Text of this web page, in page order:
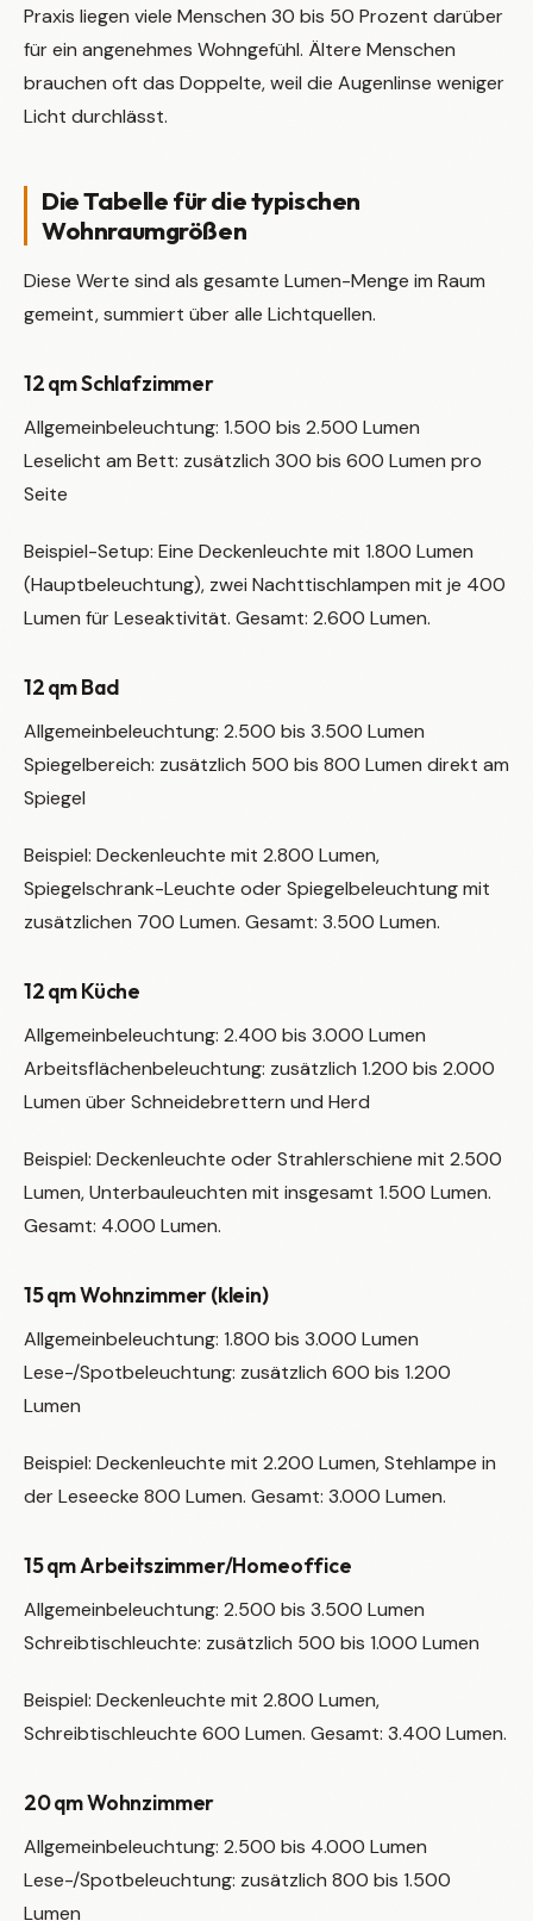
Praxis liegen viele Menschen 30 bis 50 Prozent darüber
für ein angenehmes Wohngefühl. Ältere Menschen
brauchen oft das Doppelte, weil die Augenlinse weniger
Licht durchlässt.
Die Tabelle für die typischen
Wohnraumgrößen
Diese Werte sind als gesamte Lumen-Menge im Raum
gemeint, summiert über alle Lichtquellen.
12 qm Schlafzimmer
Allgemeinbeleuchtung: 1.500 bis 2.500 Lumen
Leselicht am Bett: zusätzlich 300 bis 600 Lumen pro
Seite
Beispiel-Setup: Eine Deckenleuchte mit 1.800 Lumen
(Hauptbeleuchtung), zwei Nachttischlampen mit je 400
Lumen für Leseaktivität. Gesamt: 2.600 Lumen.
12 qm Bad
Allgemeinbeleuchtung: 2.500 bis 3.500 Lumen
Spiegelbereich: zusätzlich 500 bis 800 Lumen direkt am
Spiegel
Beispiel: Deckenleuchte mit 2.800 Lumen,
Spiegelschrank-Leuchte oder Spiegelbeleuchtung mit
zusätzlichen 700 Lumen. Gesamt: 3.500 Lumen.
12 qm Küche
Allgemeinbeleuchtung: 2.400 bis 3.000 Lumen
Arbeitsflächenbeleuchtung: zusätzlich 1.200 bis 2.000
Lumen über Schneidebrettern und Herd
Beispiel: Deckenleuchte oder Strahlerschiene mit 2.500
Lumen, Unterbauleuchten mit insgesamt 1.500 Lumen.
Gesamt: 4.000 Lumen.
15 qm Wohnzimmer (klein)
Allgemeinbeleuchtung: 1.800 bis 3.000 Lumen
Lese-/Spotbeleuchtung: zusätzlich 600 bis 1.200
Lumen
Beispiel: Deckenleuchte mit 2.200 Lumen, Stehlampe in
der Leseecke 800 Lumen. Gesamt: 3.000 Lumen.
15 qm Arbeitszimmer/Homeoffice
Allgemeinbeleuchtung: 2.500 bis 3.500 Lumen
Schreibtischleuchte: zusätzlich 500 bis 1.000 Lumen
Beispiel: Deckenleuchte mit 2.800 Lumen,
Schreibtischleuchte 600 Lumen. Gesamt: 3.400 Lumen.
20 qm Wohnzimmer
Allgemeinbeleuchtung: 2.500 bis 4.000 Lumen
Lese-/Spotbeleuchtung: zusätzlich 800 bis 1.500
Lumen